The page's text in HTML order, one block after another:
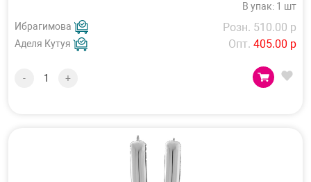
В упак: 1 шт
Ибрагимова
Аделя Кутуя
Розн. 510.00 р
Опт. 405.00 р
- +